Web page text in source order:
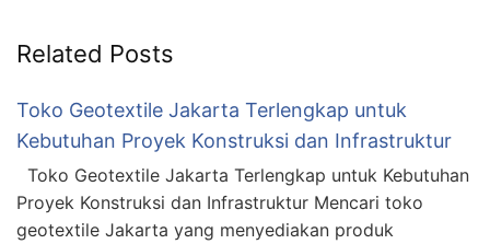
Related Posts
Toko Geotextile Jakarta Terlengkap untuk
Kebutuhan Proyek Konstruksi dan Infrastruktur
Toko Geotextile Jakarta Terlengkap untuk Kebutuhan
Proyek Konstruksi dan Infrastruktur Mencari toko
geotextile Jakarta yang menyediakan produk